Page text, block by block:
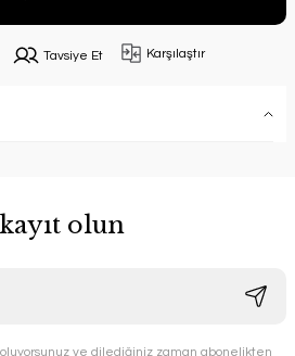
Tavsiye Et Karşılaştır
olun
ve dilediğiniz zaman abonelikten